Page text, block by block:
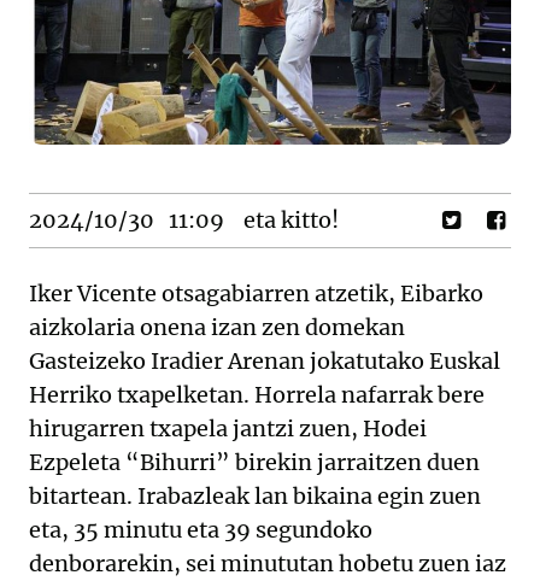
2024/10/30 11:09 eta kitto!
Iker Vicente otsagabiarren atzetik, Eibarko
aizkolaria onena izan zen domekan
Gasteizeko Iradier Arenan jokatutako Euskal
Herriko txapelketan. Horrela nafarrak bere
hirugarren txapela jantzi zuen, Hodei
Ezpeleta “Bihurri” birekin jarraitzen duen
bitartean. Irabazleak lan bikaina egin zuen
eta, 35 minutu eta 39 segundoko
denborarekin, sei minututan hobetu zuen iaz